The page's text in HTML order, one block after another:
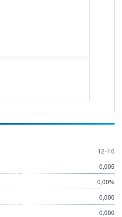
12
12-10
0,005
0,00%
0,000
0,000